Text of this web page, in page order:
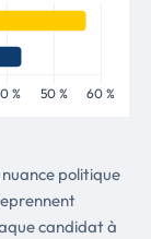
politique
candidat à